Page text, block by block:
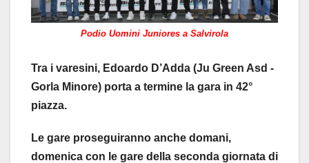
Podio Uomini Juniores a Salvirola
Tra i varesini, Edoardo D’Adda (Ju Green Asd -
Gorla Minore) porta a termine la gara in 42°
piazza.
Le gare proseguiranno anche domani,
domenica con le gare della seconda giornata di